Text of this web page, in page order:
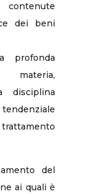
dei beni
profonda
materia,
disciplina
del
ai quali è